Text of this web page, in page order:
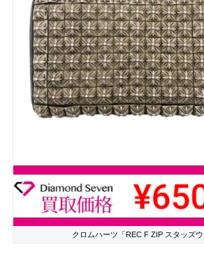
クロムハーツ「REC F ZIP スタッズウ